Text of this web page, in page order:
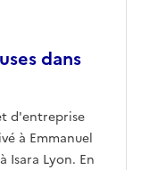
dans
d'entreprise
à Emmanuel
Isara Lyon. En